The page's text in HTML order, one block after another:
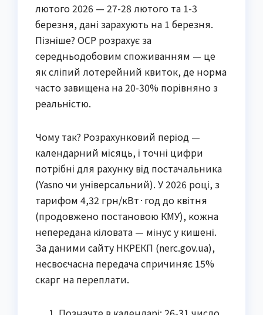
лютого 2026 — 27-28 лютого та 1-3
березня, дані зарахують на 1 березня.
Пізніше? ОСР розрахує за
середньодобовим споживанням — це
як сліпий лотерейний квиток, де норма
часто завищена на 20-30% порівняно з
реальністю.
Чому так? Розрахунковий період —
календарний місяць, і точні цифри
потрібні для рахунку від постачальника
(Yasno чи універсальний). У 2026 році, з
тарифом 4,32 грн/кВт·год до квітня
(продовжено постановою КМУ), кожна
непередана кіловата — мінус у кишені.
За даними сайту НКРЕКП (nerc.gov.ua),
несвоєчасна передача спричиняє 15%
скарг на переплати.